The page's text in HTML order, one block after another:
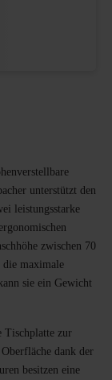
unterstützt den
leistungsstarke
zwischen 70
maximale
sie ein Gewicht
Tischplatte zur
dank der
besitzen eine